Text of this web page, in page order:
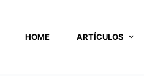
HOME ARTÍCULOS